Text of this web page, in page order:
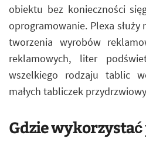
obiektu bez konieczności
oprogramowanie. Plexa służy
tworzenia wyrobów
reklamowych, liter
wszelkiego rodzaju tablic
małych tabliczek
Gdzie